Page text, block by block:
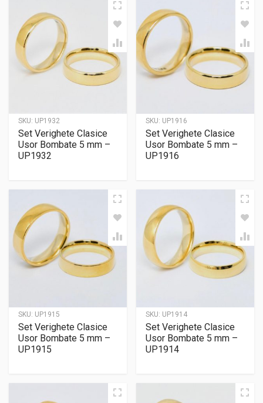
SKU: UP1932
Set Verighete Clasice
Usor Bombate 5 mm –
UP1932
SKU: UP1916
Set Verighete Clasice
Usor Bombate 5 mm –
UP1916
SKU: UP1915
Set Verighete Clasice
Usor Bombate 5 mm –
UP1915
SKU: UP1914
Set Verighete Clasice
Usor Bombate 5 mm –
UP1914